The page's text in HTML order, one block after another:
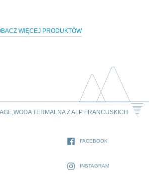
WIĘCEJ PRODUKTÓW
TERMALNA Z ALP FRANCUSKICH
FACEBOOK
INSTAGRAM